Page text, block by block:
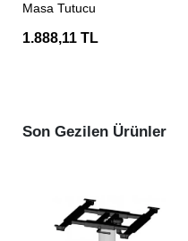
Masa Tutucu
1.888,11 TL
Son Gezilen Ürünler